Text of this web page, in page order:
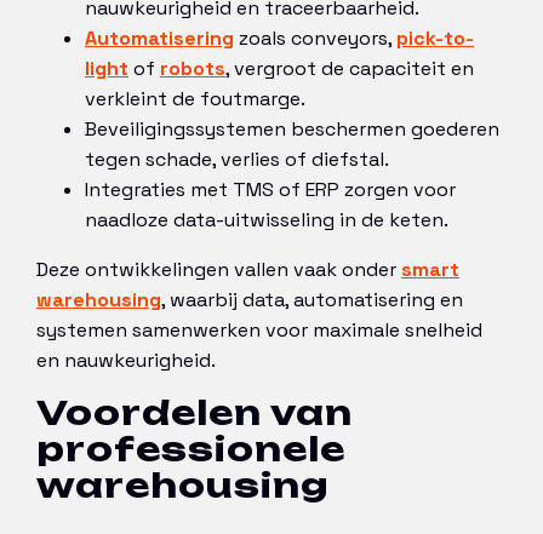
nauwkeurigheid en traceerbaarheid.
Automatisering zoals conveyors, pick-to-
light of robots, vergroot de capaciteit en
verkleint de foutmarge.
Beveiligingssystemen beschermen goederen
tegen schade, verlies of diefstal.
Integraties met TMS of ERP zorgen voor
naadloze data-uitwisseling in de keten.
Deze ontwikkelingen vallen vaak ondersmart
warehousing, waarbij data, automatisering en
systemen samenwerken voor maximale snelheid
en nauwkeurigheid.
Voordelen van
professionele
warehousing